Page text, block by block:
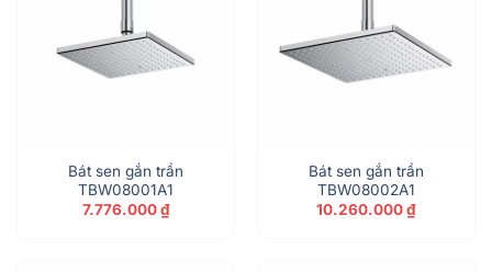
Bát sen gắn trần
TBW08001A1
7.776.000₫
Bát sen gắn trần
TBW08002A1
10.260.000₫